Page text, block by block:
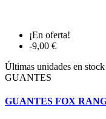
¡En oferta!
-9,00 €
Últimas unidades en stock
GUANTES
GUANTES FOX